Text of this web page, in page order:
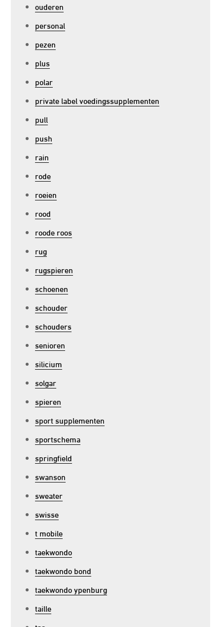
ouderen
personal
pezen
plus
polar
private label voedingssupplementen
pull
push
rain
rode
roeien
rood
roode roos
rug
rugspieren
schoenen
schouder
schouders
senioren
silicium
solgar
spieren
sport supplementen
sportschema
springfield
swanson
sweater
swisse
t mobile
taekwondo
taekwondo bond
taekwondo ypenburg
taille